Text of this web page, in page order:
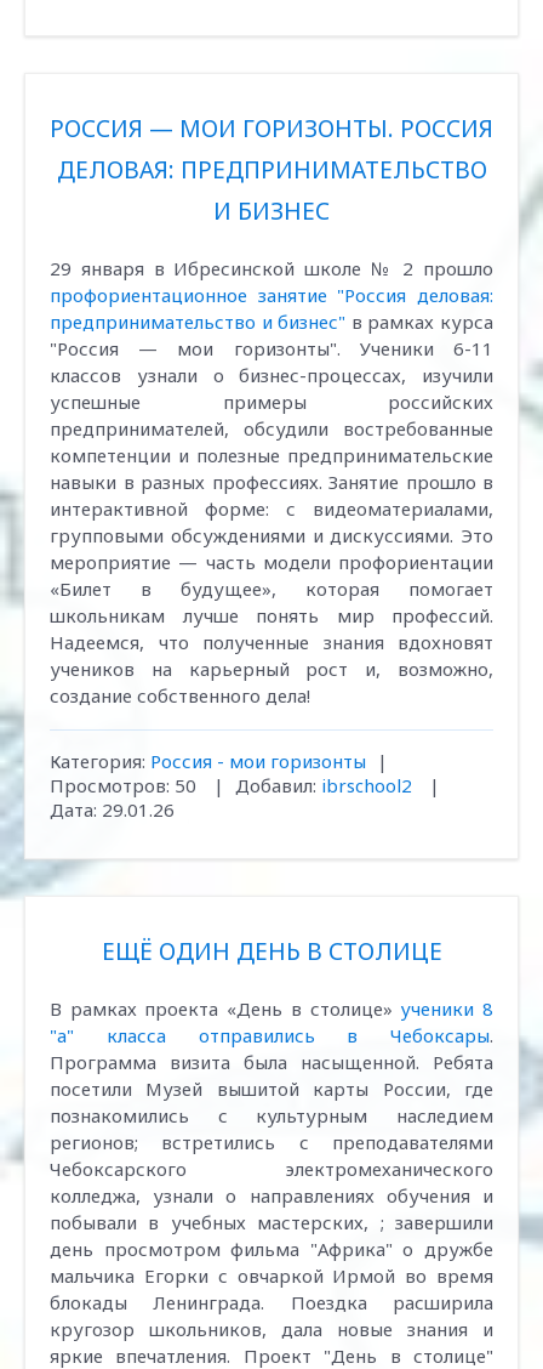
РОССИЯ — МОИ ГОРИЗОНТЫ. РОССИЯ
ДЕЛОВАЯ: ПРЕДПРИНИМАТЕЛЬСТВО
И БИЗНЕС
29 января в Ибресинской школе № 2 прошло
профориентационное занятие "Россия деловая:
предпринимательство и бизнес" в рамках курса
"Россия — мои горизонты". Ученики 6-11
классов узнали о бизнес-процессах, изучили
успешные примеры российских
предпринимателей, обсудили востребованные
компетенции и полезные предпринимательские
навыки в разных профессиях. Занятие прошло в
интерактивной форме: с видеоматериалами,
групповыми обсуждениями и дискуссиями. Это
мероприятие — часть модели профориентации
«Билет в будущее», которая помогает
школьникам лучше понять мир профессий.
Надеемся, что полученные знания вдохновят
учеников на карьерный рост и, возможно,
создание собственного дела!
Категория: Россия - мои горизонты
|
Просмотров: 50 | Добавил: ibrschool2
|
Дата: 29.01.26
ЕЩЁ ОДИН ДЕНЬ В СТОЛИЦЕ
В рамках проекта «День в столице» ученики 8
"а" класса отправились в Чебоксары.
Программа визита была насыщенной. Ребята
посетили Музей вышитой карты России, где
познакомились с культурным наследием
регионов; встретились с преподавателями
Чебоксарского электромеханического
колледжа, узнали о направлениях обучения и
побывали в учебных мастерских, ; завершили
день просмотром фильма "Африка" о дружбе
мальчика Егорки с овчаркой Ирмой во время
блокады Ленинграда. Поездка расширила
кругозор школьников, дала новые знания и
яркие впечатления. Проект "День в столице"